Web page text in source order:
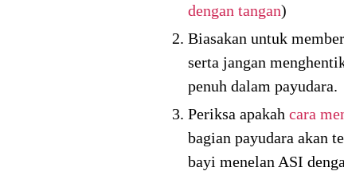
dengan tangan)
Biasakan untuk
serta jangan
penuh dalam payudara.
Periksa apakah cara
bagian payudara akan
bayi menelan ASI